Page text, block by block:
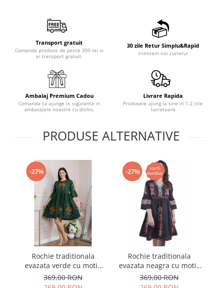
Transport gratuit
Comanda produse de peste 300 lei si
ai transport gratuit.
30 zile Retur Simplu&Rapid
trimitem noi curierul
Ambalaj Premium Cadou
Comanda ta ajunge in siguranta in
ambalajele noastre cu dichis.
Livrare Rapida
Produsele ajung la tine in 1-2 zile
lucratoare
PRODUSE ALTERNATIVE
-27%
Rochie traditionala
evazata verde cu motiv
floral rosu Melania 01
369,00 RON
-27%
Rochie traditionala
evazata neagra cu motiv
geometric multicolor
Marina 02
369,00 RON